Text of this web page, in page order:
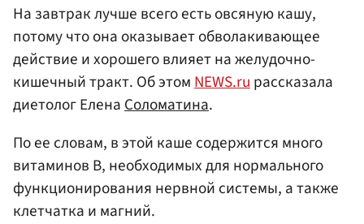
На завтрак лучше всего есть овсяную кашу,
потому что она оказывает обволакивающее
действие и хорошего влияет на желудочно-
кишечный тракт. Об этомNEWS.ruрассказала
диетолог ЕленаСоломатина.
По ее словам, в этой каше содержится много
витаминов B, необходимых для нормального
функционирования нервной системы, а также
клетчатка и магний.